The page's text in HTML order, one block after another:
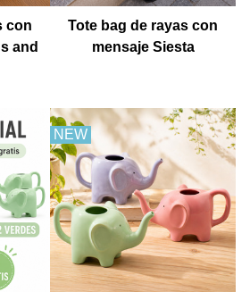
con
and
Tote bag de rayas con
mensaje Siesta
NEW